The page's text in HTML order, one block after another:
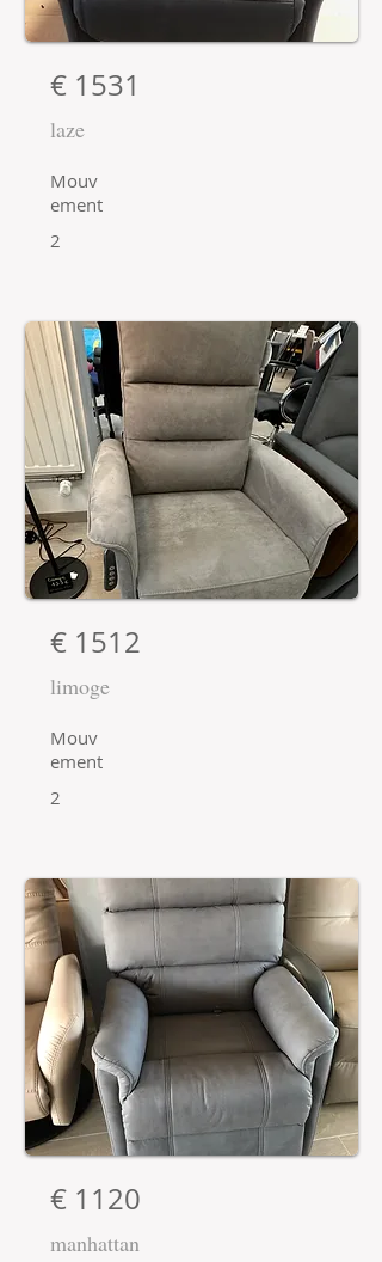
€ 1531
laze
Mouv
ement
2
€ 1512
limoge
Mouv
ement
2
€ 1120
manhattan